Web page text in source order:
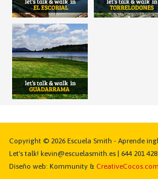
Copyright © 2026 Escuela Smith - Aprende
Let's talk! kevin@escuelasmith.es | 644 201 428
Diseño web: Kommunity & CreativeCocos.com